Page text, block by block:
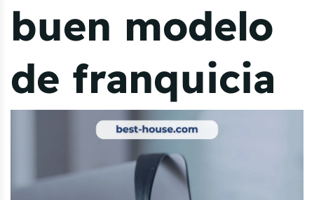
buen modelo
de franquicia